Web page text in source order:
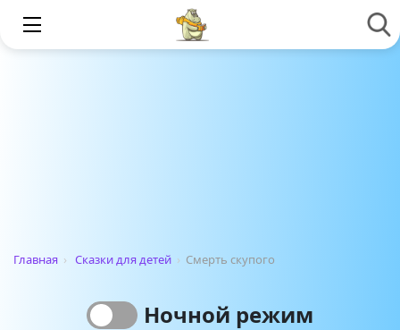
Главная › Сказки для детей › Смерть скупого
Ночной режим